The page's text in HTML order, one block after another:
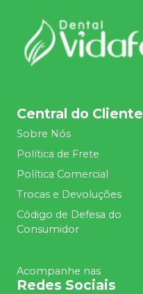
Central do Cliente
Sobre Nós
Política de Frete
Política Comercial
Trocas e Devoluções
Código de Defesa do
Consumidor
Acompanhe nas
Redes Sociais